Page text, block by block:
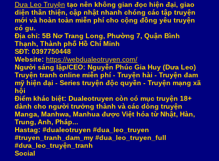
Dưa Leo Truyện tạo nên không gian đọc hiện đại, giao
diện thân thiện, cập nhật nhanh chóng các tập truyện
mới và hoàn toàn miễn phí cho cộng đồng yêu truyện
có gu.
Địa chỉ: 5B Nơ Trang Long, Phường 7, Quận Bình
Thạnh, Thành phố Hồ Chí Minh
SĐT: 0397750448
Website: https://webdualeotruyen.com/
Người sáng lập/CEO: Nguyễn Phúc Gia Huy (Dưa Leo)
Truyện tranh online miễn phí - Truyện hài - Truyện đam
mỹ hiện đại - Series truyện độc quyền - Truyện mạng xã
hội
Điểm khác biệt: Dualeotruyen còn có mục truyện 18+
dành cho người trưởng thành và các dòng truyện
Manga, Manhwa, Manhua được Việt hóa từ Nhật, Hàn,
Trung, Anh, Pháp...
Hastag: #dualeotruyen #dua_leo_truyen
#truyen_tranh_dam_my #dua_leo_truyen_full
#dưa_leo_truyện_tranh
Social